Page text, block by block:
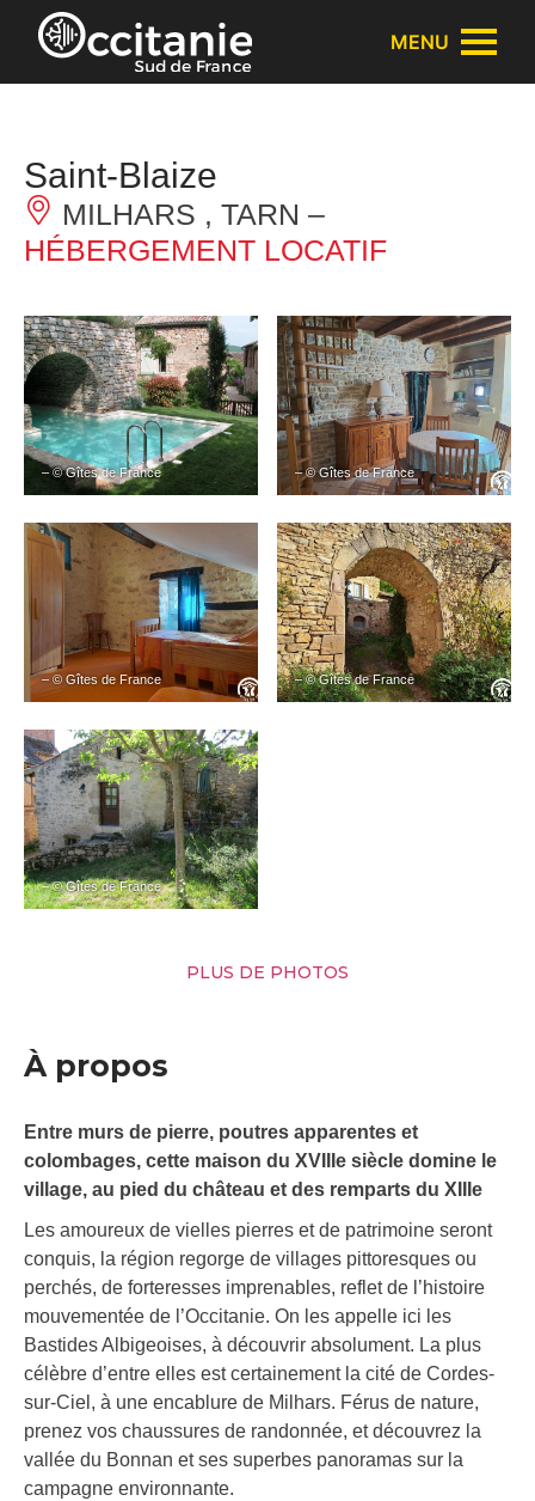
Panneau de gestion des cookies
MENU
Saint-Blaize
MILHARS , TARN –
HÉBERGEMENT LOCATIF
– © Gîtes de France – © Gîtes de France
– © Gîtes de France – © Gîtes de France
– © Gîtes de France
PLUS DE PHOTOS
À propos
Entre murs de pierre, poutres apparentes et
colombages, cette maison du XVIIIe siècle domine le
village, au pied du château et des remparts du XIIIe
Les amoureux de vielles pierres et de patrimoine seront
conquis, la région regorge de villages pittoresques ou
perchés, de forteresses imprenables, reflet de l’histoire
mouvementée de l’Occitanie. On les appelle ici les
Bastides Albigeoises, à découvrir absolument. La plus
célèbre d’entre elles est certainement la cité de Cordes-
sur-Ciel, à une encablure de Milhars. Férus de nature,
prenez vos chaussures de randonnée, et découvrez la
vallée du Bonnan et ses superbes panoramas sur la
campagne environnante.